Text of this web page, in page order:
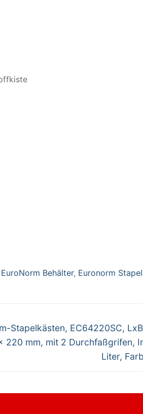
EuroNorm Behälter, Euronorm
Stapelkästen, EC64220SC,
220 mm, mit 2 Durchfaßgrifen,
Liter,